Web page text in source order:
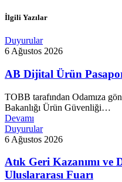
İlgili Yazılar
Duyurular
6 Ağustos 2026
AB Dijital Ürün
TOBB tarafından Odamıza
Bakanlığı Ürün Güvenliği…
Devamı
Duyurular
6 Ağustos 2026
Atık Geri Kazanımı ve
Uluslararası Fuarı